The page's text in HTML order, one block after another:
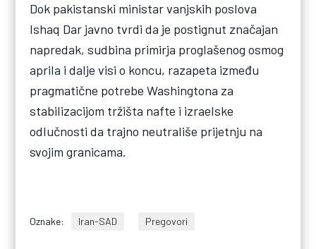
Dok pakistanski ministar vanjskih poslova
Ishaq Dar javno tvrdi da je postignut značajan
napredak, sudbina primirja proglašenog osmog
aprila i dalje visi o koncu, razapeta između
pragmatične potrebe Washingtona za
stabilizacijom tržišta nafte i izraelske
odlučnosti da trajno neutrališe prijetnju na
svojim granicama.
Oznake: Iran-SAD Pregovori